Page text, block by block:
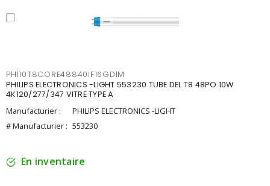
PHI10T8CORE48840IF16GDIM
PHILIPS ELECTRONICS -LIGHT 553230 TUBE DEL T8 48PO 10W
4K120/277/347 VITRE TYPE A
Manufacturier :
PHILIPS ELECTRONICS -LIGHT
# Manufacturier : 553230
En inventaire